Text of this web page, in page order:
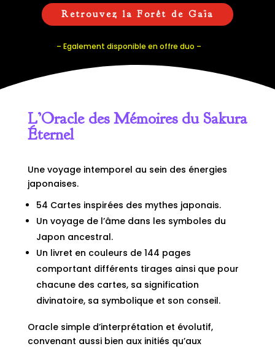
Retrouvez la Forêt de Gaïa
– Egalement disponible en offre duo –
L’Oracle des Mémoires du Sakura
Éternel
Une voyage intemporel au sein des énergies
japonaises.
54 Cartes inspirées des mythes japonais.
Un voyage de l’âme dans les symboles du
Japon ancestral.
Un livret en couleurs de 144 pages
comportant différents tirages ainsi que pour
chacune des cartes, sa signification
divinatoire, sa symbolique et son conseil.
Oracle simple d’interprétation et évolutif,
convenant aussi bien aux initiés qu’aux